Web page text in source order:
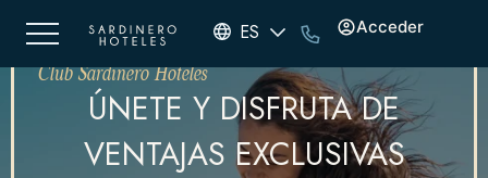
ES Acceder
Club Sardinero Hoteles
ÚNETE Y DISFRUTA DE
VENTAJAS EXCLUSIVAS